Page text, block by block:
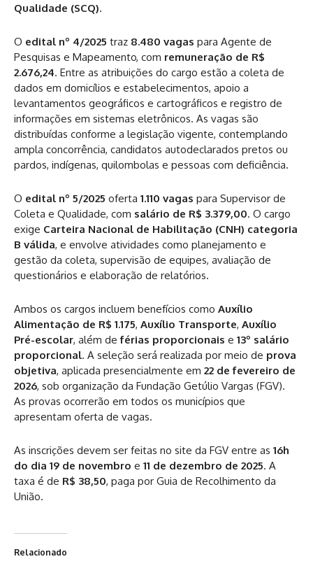
Qualidade (SCQ).
O edital nº 4/2025 traz 8.480 vagas para Agente de
Pesquisas e Mapeamento, com remuneração de R$
2.676,24. Entre as atribuições do cargo estão a coleta de
dados em domicílios e estabelecimentos, apoio a
levantamentos geográficos e cartográficos e registro de
informações em sistemas eletrônicos. As vagas são
distribuídas conforme a legislação vigente, contemplando
ampla concorrência, candidatos autodeclarados pretos ou
pardos, indígenas, quilombolas e pessoas com deficiência.
O edital nº 5/2025 oferta 1.110 vagas para Supervisor de
Coleta e Qualidade, com salário de R$ 3.379,00. O cargo
exige Carteira Nacional de Habilitação (CNH) categoria
B válida, e envolve atividades como planejamento e
gestão da coleta, supervisão de equipes, avaliação de
questionários e elaboração de relatórios.
Ambos os cargos incluem benefícios como Auxílio
Alimentação de R$ 1.175, Auxílio Transporte, Auxílio
Pré-escolar, além deférias proporcionais e 13º salário
proporcional. A seleção será realizada por meio de prova
objetiva, aplicada presencialmente em 22 de fevereiro de
2026, sob organização da Fundação Getúlio Vargas (FGV).
As provas ocorrerão em todos os municípios que
apresentam oferta de vagas.
As inscrições devem ser feitas no site da FGV entre as 16h
do dia 19 de novembro e 11 de dezembro de 2025. A
taxa é de R$ 38,50, paga por Guia de Recolhimento da
União.
Relacionado